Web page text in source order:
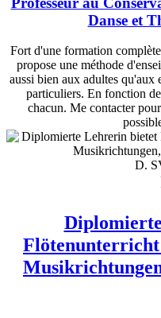
Danse et
Fort d'une formation
propose une méthode
aussi bien aux adultes qu'aux
particuliers. En fonction
chacun. Me contacter
D.
Flötenunterricht